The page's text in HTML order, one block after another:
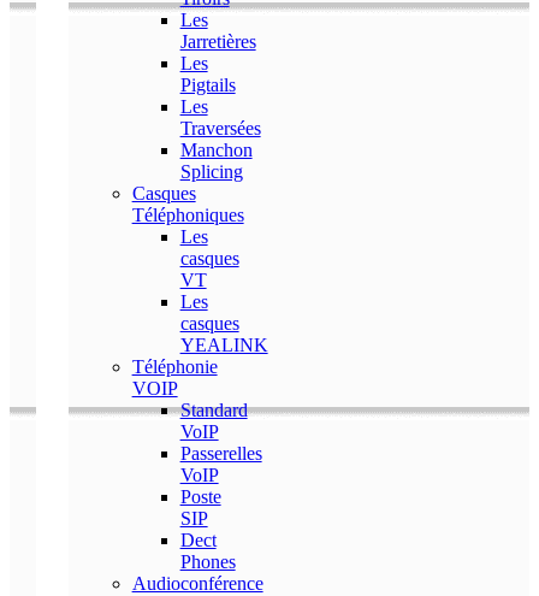
Les
Jarretières
Les
Pigtails
Les
Traversées
Manchon
Splicing
Casques
Téléphoniques
Les
casques
VT
Les
casques
YEALINK
Téléphonie
VOIP
Standard
VoIP
Passerelles
VoIP
Poste
SIP
Dect
Phones
Audioconférence